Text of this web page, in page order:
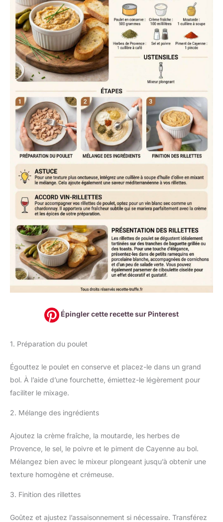
Épingler cette recette sur Pinterest
1. Préparation du poulet
Égouttez le poulet en conserve et placez-le dans un grand
bol. À l’aide d’une fourchette, émiettez-le légèrement pour
faciliter le mixage.
2. Mélange des ingrédients
Ajoutez la crème fraîche, la moutarde, les herbes de
Provence, le sel, le poivre et le piment de Cayenne au bol.
Mélangez bien avec le mixeur plongeant jusqu’à obtenir une
texture homogène et crémeuse.
3. Finition des rillettes
Goûtez et ajustez l’assaisonnement si nécessaire. Transférez